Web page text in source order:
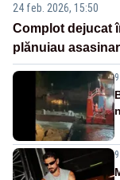
24 feb. 2026, 15:50
Complot dejucat
plănuiau